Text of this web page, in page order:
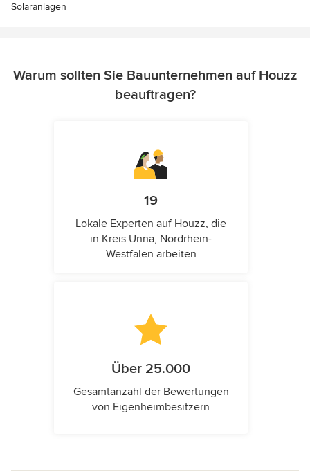
Solaranlagen
Warum sollten Sie Bauunternehmen auf Houzz
beauftragen?
19
Lokale Experten auf Houzz, die
in Kreis Unna, Nordrhein-
Westfalen arbeiten
Über 25.000
Gesamtanzahl der Bewertungen
von Eigenheimbesitzern